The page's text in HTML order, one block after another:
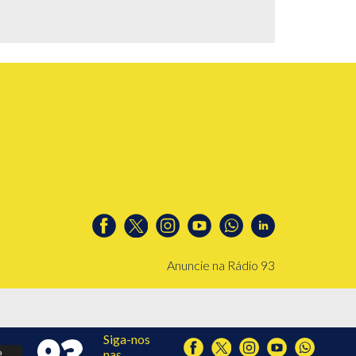
Anuncie na Rádio 93
Siga-nos